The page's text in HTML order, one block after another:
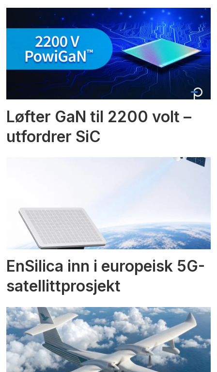
Løfter GaN til 2200 volt –
utfordrer SiC
EnSilica inn i europeisk 5G-
satellittprosjekt